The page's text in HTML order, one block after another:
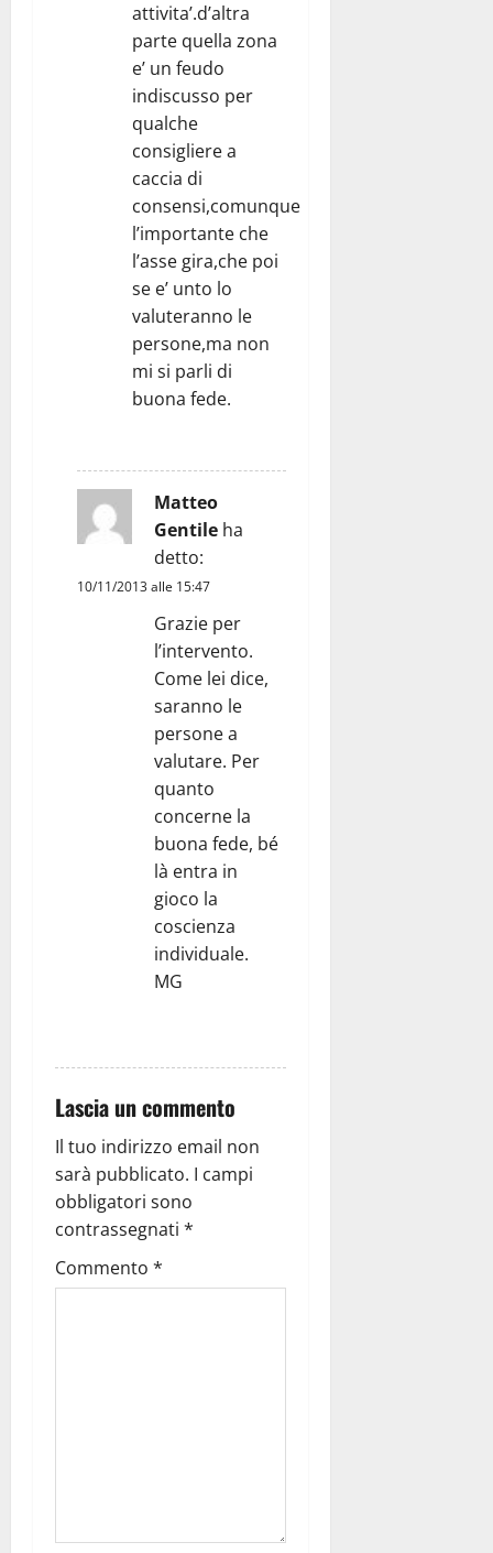
attivita’.d’altra
parte quella zona
e’ un feudo
indiscusso per
qualche
consigliere a
caccia di
consensi,comunque
l’importante che
l’asse gira,che poi
se e’ unto lo
valuteranno le
persone,ma non
mi si parli di
buona fede.
Matteo
Gentile ha
detto:
10/11/2013 alle 15:47
Grazie per
l’intervento.
Come lei dice,
saranno le
persone a
valutare. Per
quanto
concerne la
buona fede, bé
là entra in
gioco la
coscienza
individuale.
MG
Lascia un commento
Il tuo indirizzo email non
sarà pubblicato. I campi
obbligatori sono
contrassegnati *
Commento *